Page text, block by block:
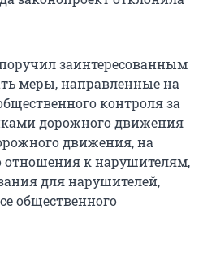
заинтересованным
меры, направленные на
контроля за
дорожного движения
движения, на
отношения к нарушителям,
для нарушителей,
общественного